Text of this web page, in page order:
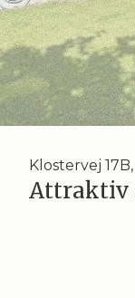
Klostervej
Attraktiv